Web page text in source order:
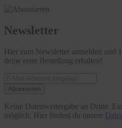
Newsletter
Hier zum Newsletter anmelden und
deine erste Bestellung erhalten!
Abonnieren
Keine Datenweitergabe an Dritte.
möglich. Hier findest du unsere